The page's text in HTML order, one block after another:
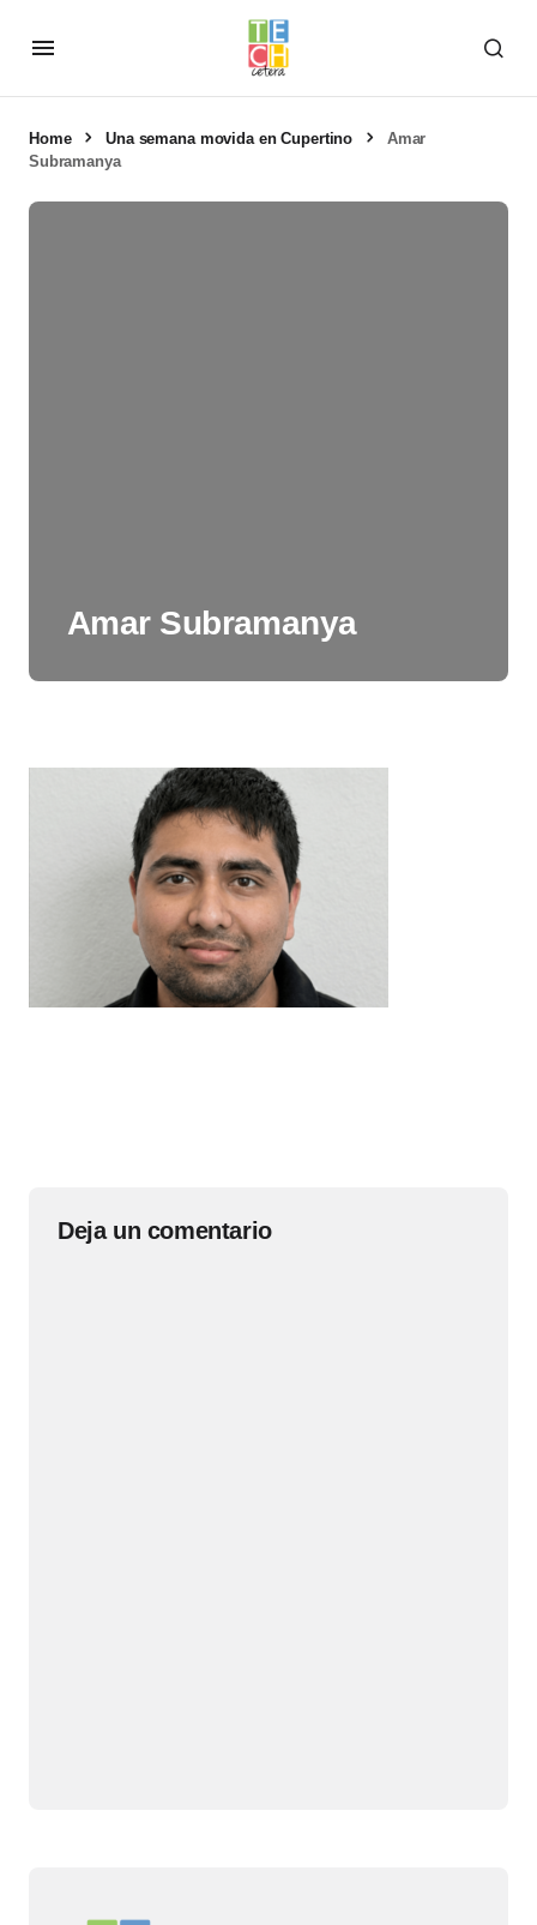
Home Una semana movida en Cupertino
Amar
Subramanya
Amar Subramanya
Deja un comentario